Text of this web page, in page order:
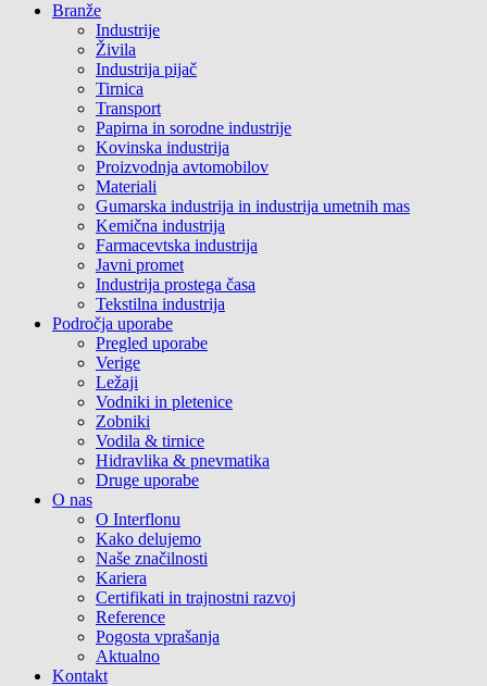
Branže
Industrije
Živila
Industrija pijač
Tirnica
Transport
Papirna in sorodne industrije
Kovinska industrija
Proizvodnja avtomobilov
Materiali
Gumarska industrija in industrija umetnih mas
Kemična industrija
Farmacevtska industrija
Javni promet
Industrija prostega časa
Tekstilna industrija
Področja uporabe
Pregled uporabe
Verige
Ležaji
Vodniki in pletenice
Zobniki
Vodila & tirnice
Hidravlika & pnevmatika
Druge uporabe
O nas
O Interflonu
Kako delujemo
Naše značilnosti
Kariera
Certifikati in trajnostni razvoj
Reference
Pogosta vprašanja
Aktualno
Kontakt